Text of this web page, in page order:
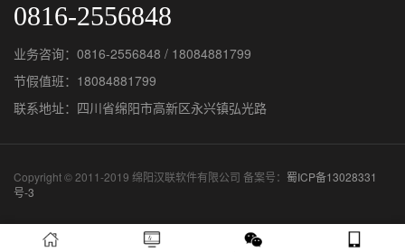
0816-2556848
业务咨询：0816-2556848 / 18084881799
节假值班：18084881799
联系地址：四川省绵阳市高新区永兴镇弘光路
Copyright © 2011-2019 绵阳汉联软件有限公司 备案号： 蜀ICP备13028331
号-3